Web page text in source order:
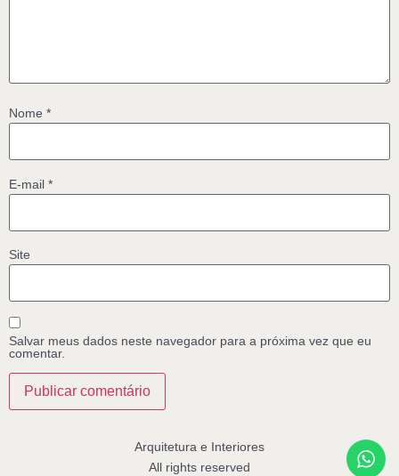
Nome *
E-mail *
Site
Salvar meus dados neste navegador para a próxima vez que eu
comentar.
Arquitetura e Interiores
All rights reserved